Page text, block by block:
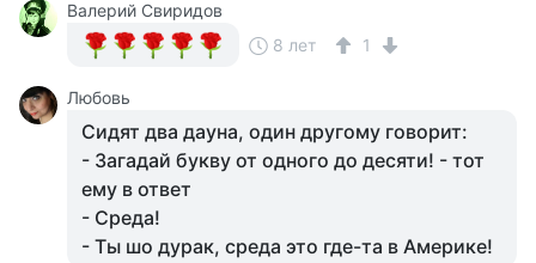
Валерий Свиридов
8 лет
1
Любовь
Сидят два дауна, один другому говорит:
- Загадай букву от одного до десяти! - тот
ему в ответ
- Среда!
- Ты шо дурак, среда это где-та в Америке!